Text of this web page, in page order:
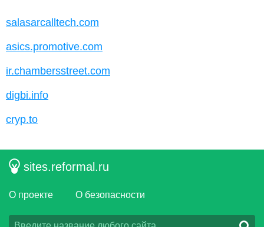
salasarcalltech.com
asics.promotive.com
ir.chambersstreet.com
digbi.info
cryp.to
sites.reformal.ru
О проекте О безопасности